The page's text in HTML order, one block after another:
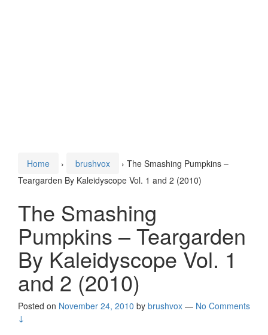
Home › brushvox › The Smashing Pumpkins –
Teargarden By Kaleidyscope Vol. 1 and 2 (2010)
The Smashing
Pumpkins – Teargarden
By Kaleidyscope Vol. 1
and 2 (2010)
Posted on November 24, 2010 by brushvox — No Comments
↓